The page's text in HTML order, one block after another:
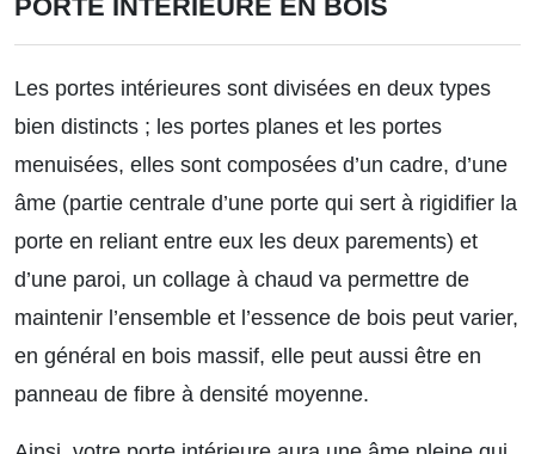
PORTE INTÉRIEURE EN BOIS
Les portes intérieures sont divisées en deux types
bien distincts ; les portes planes et les portes
menuisées, elles sont composées d’un cadre, d’une
âme (partie centrale d’une porte qui sert à rigidifier la
porte en reliant entre eux les deux parements) et
d’une paroi, un collage à chaud va permettre de
maintenir l’ensemble et l’essence de bois peut varier,
en général en bois massif, elle peut aussi être en
panneau de fibre à densité moyenne.